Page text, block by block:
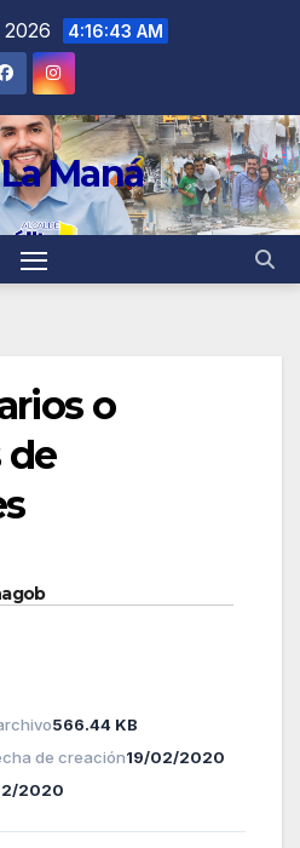
4:16:43 AM
Maná
o
de
566.44 KB
de creación19/02/2020
2020